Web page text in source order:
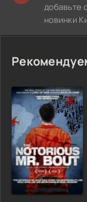
добавьте
новинки